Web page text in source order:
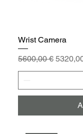
Wrist Camera
Prezzo regolare
5600,00 €Prezzo